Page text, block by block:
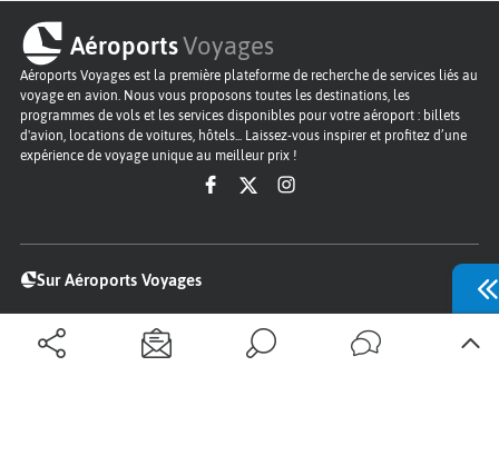
AéroportsVoyages
Aéroports Voyages est la première plateforme de recherche de services liés au
voyage en avion. Nous vous proposons toutes les destinations, les
programmes de vols et les services disponibles pour votre aéroport : billets
d'avion, locations de voitures, hôtels... Laissez-vous inspirer et profitez d’une
expérience de voyage unique au meilleur prix !
Sur Aéroports Voyages
Aéroports-Voyages ©2026 tous droits réservés